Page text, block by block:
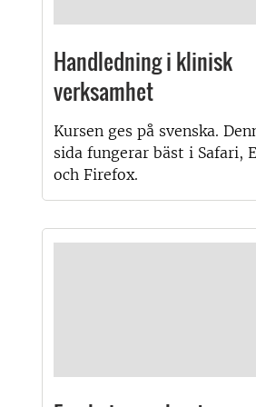
Handledning i klinisk
verksamhet
Kursen ges på svenska.
sida fungerar bäst i Safari,
och Firefox.